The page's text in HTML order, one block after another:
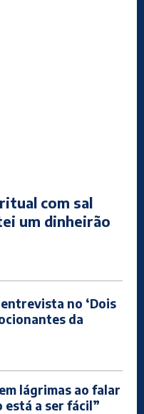
com sal
um dinheirão
no ‘Dois
da
lágrimas ao falar
está a ser fácil”